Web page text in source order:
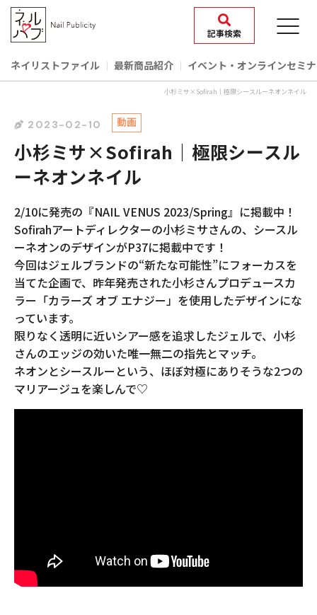
記事検索
ネイリストファイル 最新商品紹介 イベント‧オンラインセミ
小杉ミサ×Sofirah｜極限シースルーネオンネイル
2023-02-10 動画
小杉ミサ×Sofirah｜極限シースル
ーネオンネイル
2/10に発売の『NAIL VENUS 2023/Spring』に掲載中！
Sofirahアートディレクターの小杉ミサさんの、シースル
ーネオンのデザインがP37に掲載中です！
今回はジェルブランドの“新たな可能性”にフォーカスを
当てた企画で、昨年発売された小杉さんプロデュースカ
ラー「カラーズ オブ エナジー」を使用したデザインにな
っています。
限りなく透明に近いシアー感を追求したジェルで、小杉
さんのエッジの効いた唯一無二の指先とマッチ。
ネオンとシースルーという、ほぼ対極にありそうな2つの
マリアージュを楽しんで♡